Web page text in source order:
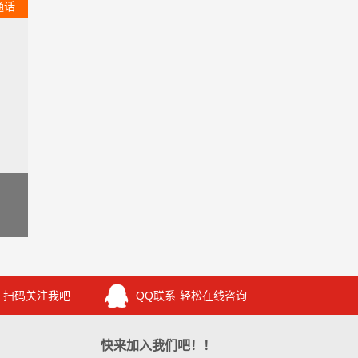
话
扫码关注我吧 QQ联系 轻松在线咨询
快来加入我们吧！！